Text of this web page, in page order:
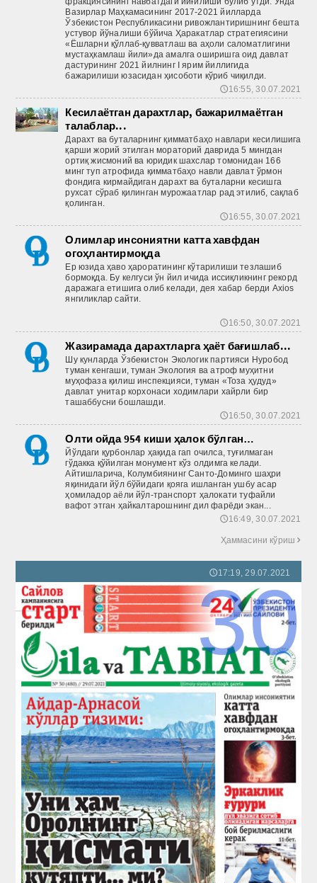
Вазирлар Маҳкамасининг 2017-2021 йилларда
Ўзбекистон Республикасини ривожлантиришнинг бешта
устувор йўналиши бўйича Ҳаракатлар стратегиясини
«Ёшларни қўллаб-қувватлаш ва аҳоли саломатлигини
мустаҳкамлаш йили»да амалга оширишга оид давлат
дастурининг 2021 йилнинг I ярим йиллигида
бажарилиши юзасидан ҳисоботи кўриб чиқилди.
🕔16:55, 30.07.2021
Кесилаётган дарахтлар, бажарилмаётган
талаблар...
Дарахт ва буталарнинг қимматбаҳо навлари кесилишига
қарши жорий этилган мораторий даврида 5 мингдан
ортиқ жисмоний ва юридик шахслар томонидан 166
минг туп атрофида қимматбаҳо навли давлат ўрмон
фондига кирмайдиган дарахт ва буталарни кесишга
рухсат сўраб қилинган мурожаатлар рад этилиб, сақлаб
қолинган.
🕔16:55, 30.07.2021
Олимлар инсониятни катта хавфдан
огоҳлантирмоқда
Ер юзида ҳаво ҳароратининг кўтарилиши тезлашиб
бормоқда. Бу келгуси ўн йил ичида иссиқликнинг рекорд
даражага етишига олиб келади, дея хабар берди Axios
янгиликлар сайти.
🕔16:50, 30.07.2021
Жазирамада дарахтларга ҳаёт бағишлаб...
Шу кунларда Ўзбекистон Экологик партияси Нуробод
туман кенгаши, туман Экология ва атроф муҳитни
муҳофаза қилиш инспекцияси, туман «Тоза ҳудуд»
давлат унитар корхонаси ходимлари хайрли бир
ташаббусни бошлашди.
🕔16:50, 30.07.2021
Олти ойда 954 киши ҳалок бўлган…
Йўлдаги қурбонлар ҳақида гап очилса, туғилмаган
гўдакка қўйилган монумент кўз олдимга келади.
Айтишларича, Колумбиянинг Санто-Доминго шаҳри
яқинидаги йўл бўйидаги қояга ишланган ушбу асар
ҳомиладор аёли йўл-транспорт ҳалокати туфайли
вафот этган ҳайкалтарошнинг дил фарёди экан...
🕔16:49, 30.07.2021
Ҳаммасини кўриш
🕔17:19, 29.07.2021
30